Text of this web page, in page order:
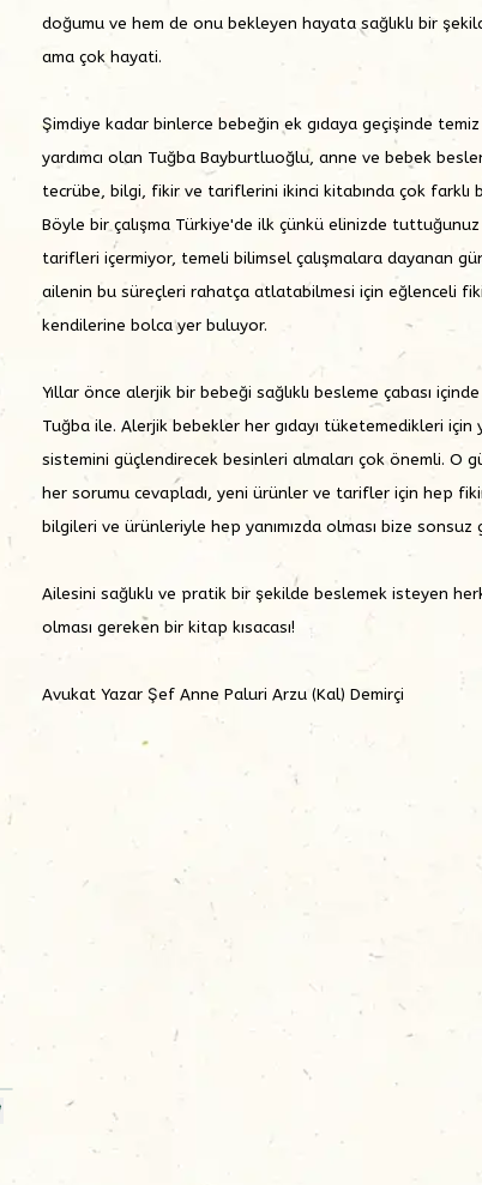
doğumu ve hem de onu bekleyen hayata sağlıklı bir
ama çok hayati.
Şimdiye kadar binlerce bebeğin ek gıdaya geçişinde
yardımcı olan Tuğba Bayburtluoğlu, anne ve bebek
tecrübe, bilgi, fikir ve tariflerini ikinci kitabında çok farklı
Böyle bir çalışma Türkiye'de ilk çünkü elinizde
tarifleri içermiyor, temeli bilimsel çalışmalara dayanan
ailenin bu süreçleri rahatça atlatabilmesi için eğlenceli
kendilerine bolca yer buluyor.
Yıllar önce alerjik bir bebeği sağlıklı besleme çabası içinde
Tuğba ile. Alerjik bebekler her gıdayı tüketemedikleri için
sistemini güçlendirecek besinleri almaları çok önemli. O
her sorumu cevapladı, yeni ürünler ve tarifler için hep
bilgileri ve ürünleriyle hep yanımızda olması bize sonsuz
Ailesini sağlıklı ve pratik bir şekilde beslemek isteyen
olması gereken bir kitap kısacası!
Avukat Yazar Şef Anne Paluri Arzu (Kal) Demirçi